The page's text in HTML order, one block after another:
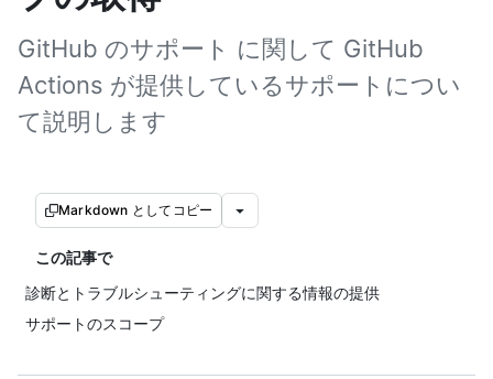
GitHub のサポート に関して GitHub
Actions が提供しているサポートについ
て説明します
Markdown としてコピー
この記事で
診断とトラブルシューティングに関する情報の提供
サポートのスコープ